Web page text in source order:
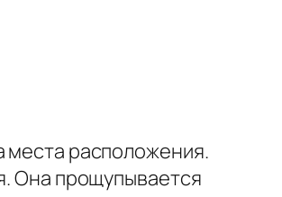
места расположения.
Она прощупывается